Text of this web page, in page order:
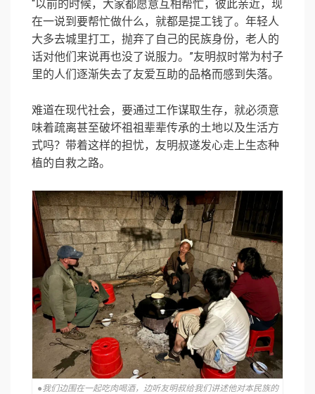
“以前的时候，大家都愿意互相帮忙，彼此亲近，现
在一说到要帮忙做什么，就都是提工钱了。年轻人
大多去城里打工，抛弃了自己的民族身份，老人的
话对他们来说再也没了说服力。”友明叔时常为村子
里的人们逐渐失去了友爱互助的品格而感到失落。
难道在现代社会，要通过工作谋取生存，就必须意
味着疏离甚至破坏祖祖辈辈传承的土地以及生活方
式吗？带着这样的担忧，友明叔遂发心走上生态种
植的自救之路。
●我们边围在一起吃肉喝酒，边听友明叔给我们讲述他对本民族的